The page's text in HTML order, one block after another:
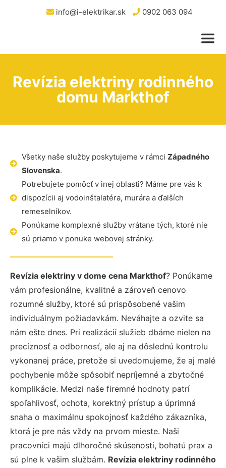
info@i-elektrikar.sk 0902 063 094
Revízia elektriny rodinného
domu Markthof
Všetky naše služby poskytujeme v rámci Západného
Slovenska.
Potrebujete pomôcť v inej oblasti? Máme pre vás k
dispozícii aj vodoinštalatéra, murára a ďalších
remeselníkov.
Ponúkame komplexné služby vrátane tých, ktoré nie
sú priamo v ponuke webovej stránky.
Revízia elektriny v dome cena Markthof? Ponúkame
vám profesionálne, kvalitné a zároveň cenovo
rozumné služby, ktoré sú prispôsobené vašim
individuálnym požiadavkám. Neváhajte a ozvite sa
nám ešte dnes. Pri realizácií služieb dbáme nielen na
precíznosť a odbornosť, ale aj na dôslednú kontrolu
vykonanej práce, pretože si uvedomujeme, že aj malé
pochybenie môže spôsobiť nepríjemné a zbytočné
komplikácie. Medzi naše firemné hodnoty patrí
spoľahlivosť, ochota, korektný prístup a úprimná
snaha o maximálnu spokojnosť každého zákazníka,
ktorá je pre nás vždy na prvom mieste. Naši
pracovníci majú dlhoročné skúsenosti, bohatú prax a
sú plne k vašim službám. Revízia elektriny rodinného